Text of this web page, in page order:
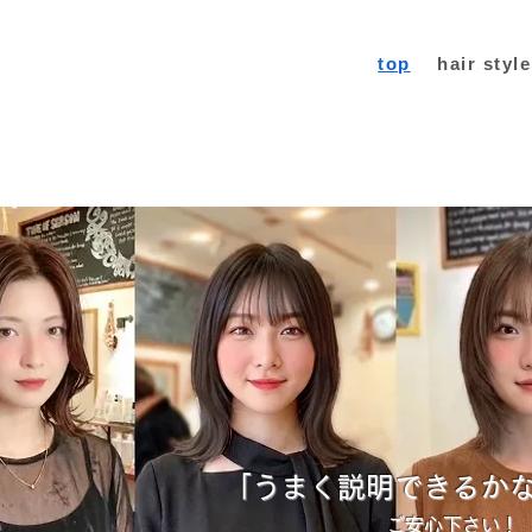
top hair style
「うまく説明できるか
ご安心下さい！